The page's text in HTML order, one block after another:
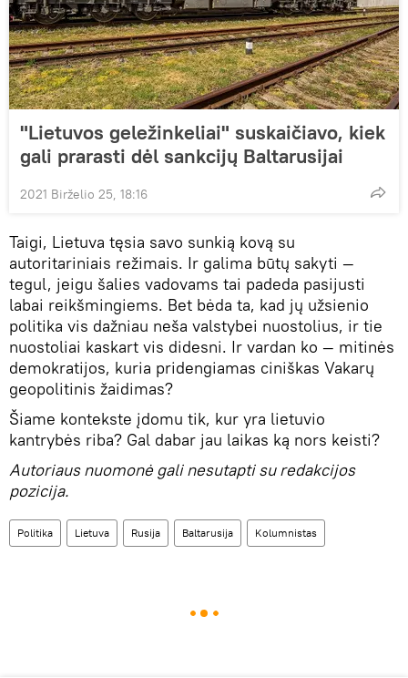
"Lietuvos geležinkeliai" suskaičiavo, kiek
gali prarasti dėl sankcijų Baltarusijai
2021 Birželio 25, 18:16
Taigi, Lietuva tęsia savo sunkią kovą su
autoritariniais režimais. Ir galima būtų sakyti —
tegul, jeigu šalies vadovams tai padeda pasijusti
labai reikšmingiems. Bet bėda ta, kad jų užsienio
politika vis dažniau neša valstybei nuostolius, ir tie
nuostoliai kaskart vis didesni. Ir vardan ko — mitinės
demokratijos, kuria pridengiamas ciniškas Vakarų
geopolitinis žaidimas?
Šiame kontekste įdomu tik, kur yra lietuvio
kantrybės riba? Gal dabar jau laikas ką nors keisti?
Autoriaus nuomonė gali nesutapti su redakcijos
pozicija.
Politika Lietuva Rusija Baltarusija Kolumnistas